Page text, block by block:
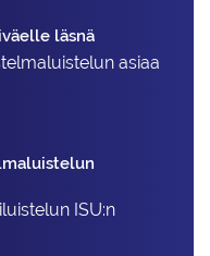
läsnä
asiaa
ISU:n